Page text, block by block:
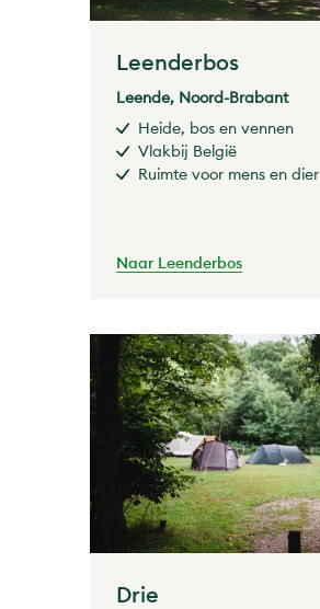
Leenderbos
Leende, Noord-Brabant
Heide, bos en vennen
Vlakbij België
Ruimte voor mens en dier
Naar Leenderbos
Drie